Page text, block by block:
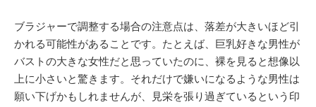
ブラジャーで調整する場合の注意点は、落差が大きいほど引
かれる可能性があることです。たとえば、巨乳好きな男性が
バストの大きな女性だと思っていたのに、裸を見ると想像以
上に小さいと驚きます。それだけで嫌いになるような男性は
願い下げかもしれませんが、見栄を張り過ぎているという印